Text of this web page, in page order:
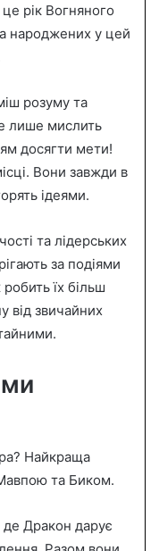
рік Вогняного
народжених у цей
розуму та
лише мислить
досягти мети!
Вони завжди в
ідеями.
та лідерських
за подіями
їх більш
від звичайних
Найкраща
та Биком.
Дракон дарує